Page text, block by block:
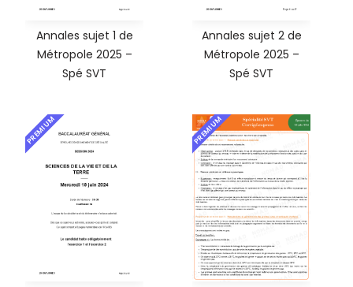
Annales sujet 1 de
Métropole 2025 –
Spé SVT
Annales sujet 2 de
Métropole 2025 –
Spé SVT
PREMIUM PREMIUM